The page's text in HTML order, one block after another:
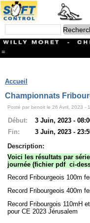
=
Branches
CONTACT
FriRun Cup
Ski ALPIN
Triathlon
Ski Nordique
Courses à pieds
VTT
Athlétisme
Slalom In-Line
Coupe "Journal La
Hippisme
Archives
Accueil
Championnats
Posté par benoit le 26 Avril, 2023 -
Début:
3 Juin, 2023 -
Fin:
3 Juin, 2023 -
Description:
Voici les résultats par
journée (fichier pdf ci-
Record Fribourgeois 100m
Record Fribourgeois 400m
Record Fribourgois 110mH
pour CE 2023 Jérusalem